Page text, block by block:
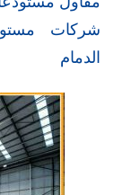
شركات
الدمام